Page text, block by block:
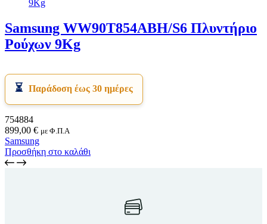
Samsung WW90T854ABH/S6 Πλυντήριο
Ρούχων 9Kg
Παράδοση έως 30 ημέρες
754884
899,00 € με Φ.Π.Α
Samsung
Προσθήκη στο καλάθι